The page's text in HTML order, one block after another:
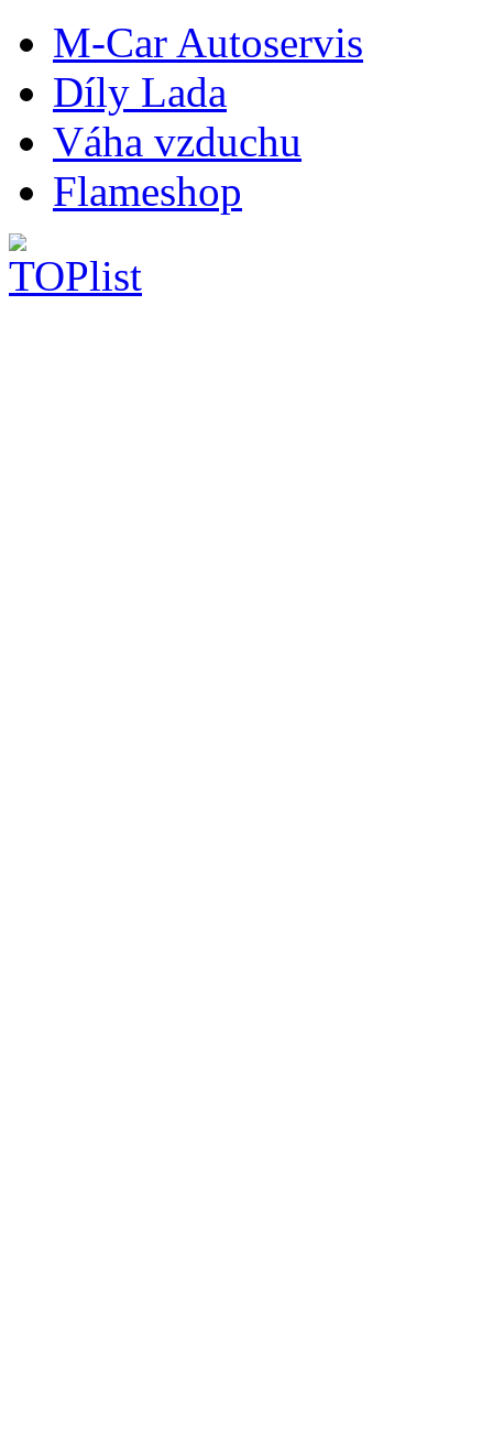
M-Car Autoservis
Díly Lada
Váha vzduchu
Flameshop